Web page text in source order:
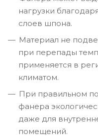
нагрузки
слоев шпона.
Материал не
при перепады
применяется в
климатом.
При правильном
фанера
даже для
помещений.